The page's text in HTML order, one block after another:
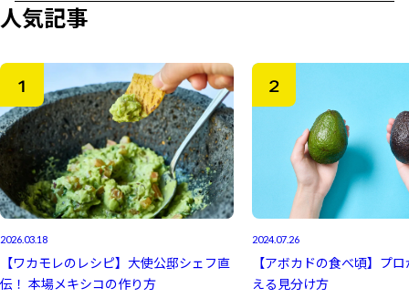
人気記事
2026.03.18
【ワカモレのレシピ】大使公邸シェフ直
伝！ 本場メキシコの作り方
2024.07.26
【アボカドの食べ頃】プ
える見分け方